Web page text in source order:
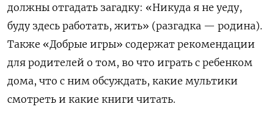
должны отгадать загадку: «Никуда я не уеду,
буду здесь работать, жить» (разгадка — родина).
Также «Добрые игры» содержат рекомендации
для родителей о том, во что играть с ребенком
дома, что с ним обсуждать, какие мультики
смотреть и какие книги читать.